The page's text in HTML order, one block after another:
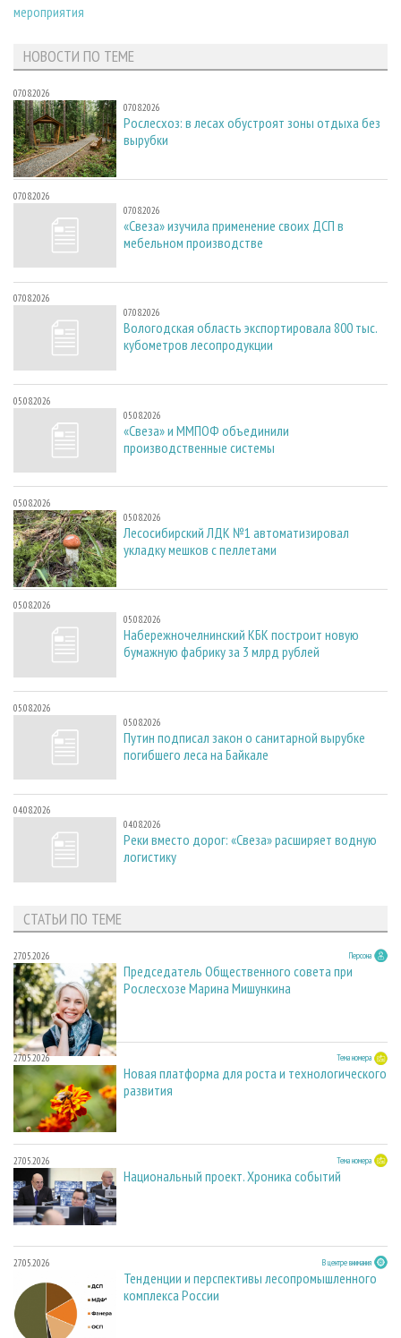
мероприятия
НОВОСТИ ПО ТЕМЕ
07.08.2026
07.08.2026
Рослесхоз: в лесах обустроят зоны отдыха без
вырубки
07.08.2026
07.08.2026
«Свеза» изучила применение своих ДСП в
мебельном производстве
07.08.2026
07.08.2026
Вологодская область экспортировала 800 тыс.
кубометров лесопродукции
05.08.2026
05.08.2026
«Свеза» и ММПОФ объединили
производственные системы
05.08.2026
05.08.2026
Лесосибирский ЛДК №1 автоматизировал
укладку мешков с пеллетами
05.08.2026
05.08.2026
Набережночелнинский КБК построит новую
бумажную фабрику за 3 млрд рублей
05.08.2026
05.08.2026
Путин подписал закон о санитарной вырубке
погибшего леса на Байкале
04.08.2026
04.08.2026
Реки вместо дорог: «Свеза» расширяет водную
логистику
СТАТЬИ ПО ТЕМЕ
27.05.2026 Персона
Председатель Общественного совета при
Рослесхозе Марина Мишункина
27.05.2026 Тема номера
Новая платформа для роста и технологического
развития
27.05.2026 Тема номера
Национальный проект. Хроника событий
27.05.2026 В центре внимания
Тенденции и перспективы лесопромышленного
комплекса России